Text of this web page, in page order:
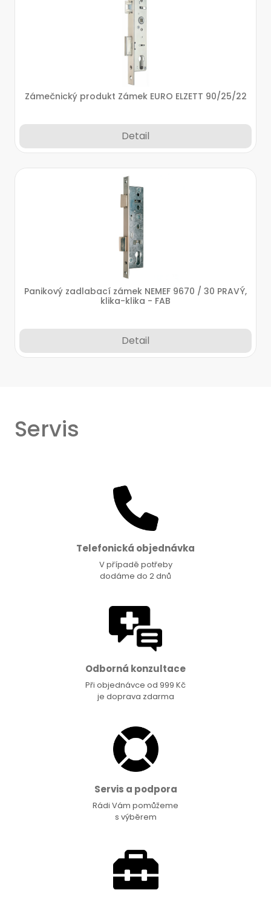
Zámečnický produkt Zámek EURO ELZETT 90/25/22
Detail
Panikový zadlabací zámek NEMEF 9670 / 30 PRAVÝ,
klika-klika - FAB
Detail
Servis
Telefonická objednávka
V případě potřeby
dodáme do 2 dnů
Odborná konzultace
Při objednávce od 999 Kč
je doprava zdarma
Servis a podpora
Rádi Vám pomůžeme
s výběrem